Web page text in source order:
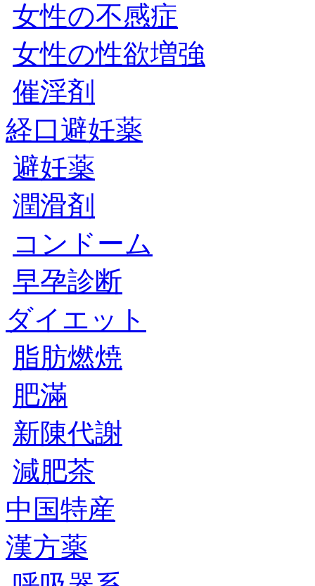
女性の不感症
女性の性欲増強
催淫剤
経口避妊薬
避妊薬
潤滑剤
コンドーム
早孕診断
ダイエット
脂肪燃焼
肥滿
新陳代謝
減肥茶
中国特産
漢方薬